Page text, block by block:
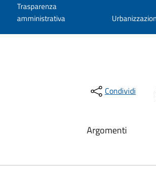
Trasparenza
amministrativa
Condividi
Argomenti